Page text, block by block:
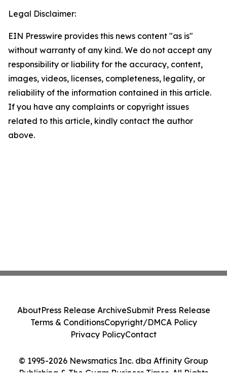
Legal Disclaimer:
EIN Presswire provides this news content "as is"
without warranty of any kind. We do not accept any
responsibility or liability for the accuracy, content,
images, videos, licenses, completeness, legality, or
reliability of the information contained in this article.
If you have any complaints or copyright issues
related to this article, kindly contact the author
above.
© 1995-2026 Newsmatics Inc. dba Affinity Group
Publishing & The Guam Business Times. All Rights
AboutPress Release ArchiveSubmit Press Release
Terms & ConditionsCopyright/DMCA Policy
Privacy PolicyContact